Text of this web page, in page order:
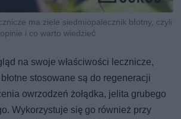
ma ziele siedmiopalecznik błotny, czyli
opinie i co warto wiedzieć
na swoje właściwości lecznicze,
stosowane są do regeneracji
owrzodzeń żołądka, jelita grubego
Wykorzystuje się go również przy